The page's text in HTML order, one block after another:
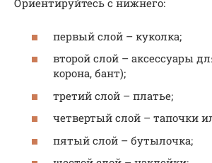
Ориентируйтесь с нижнего:
первый слой – куколка;
второй слой – аксессуары
корона, бант);
третий слой – платье;
четвертый слой – тапочки
пятый слой – бутылочка;